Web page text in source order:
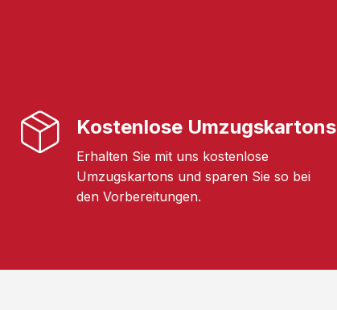
Kostenlose Umzugskartons
Erhalten Sie mit uns kostenlose
Umzugskartons und sparen Sie so bei
den Vorbereitungen.